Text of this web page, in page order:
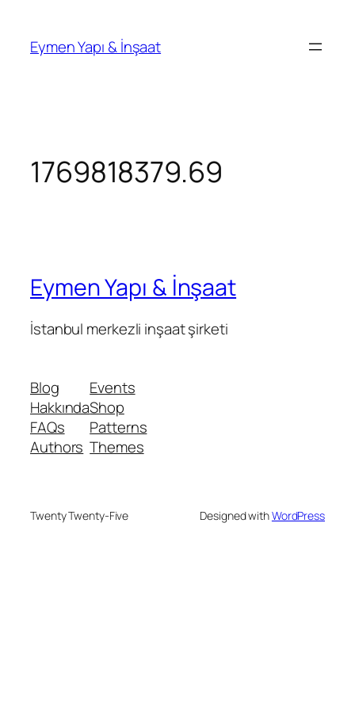
Eymen Yapı & İnşaat
1769818379.69
Eymen Yapı & İnşaat
İstanbul merkezli inşaat şirketi
Blog
Hakkında
FAQs
Authors
Events
Shop
Patterns
Themes
Twenty Twenty-Five Designed withWordPress